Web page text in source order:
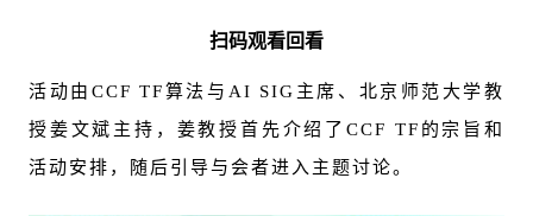
扫码观看回看
活动由CCF TF算法与AI SIG主席、北京师范大学教
授姜文斌主持，姜教授首先介绍了CCF TF的宗旨和
活动安排，随后引导与会者进入主题讨论。